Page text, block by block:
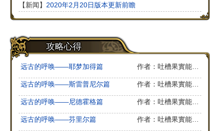
【新闻】 2020年2月20日版本更新前瞻
攻略心得
远古的呼唤——耶梦加得篇 作者：吐槽果實能力者
远古的呼唤——斯雷普尼尔篇 作者：吐槽果實能力者
远古的呼唤——尼德霍格篇 作者：吐槽果實能力者
远古的呼唤——芬里尔篇 作者：吐槽果實能力者